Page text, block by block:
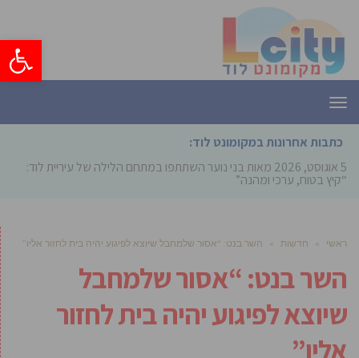
פתח
תפריט
כתבות אחרונות במקומונט לוד:
5 אוגוסט, 2026
מאות בני נוער השתתפו במתחם הלילה של עיריית לוד:
“קיץ בטוח, ערכי ומהנה”
ראשי » חדשות » השר בנט: “אסור שלמחבל שיוצא לפיגוע יהיה בית לחזור אליו”
השר בנט: “אסור שלמחבל
שיוצא לפיגוע יהיה בית לחזור
אליו”